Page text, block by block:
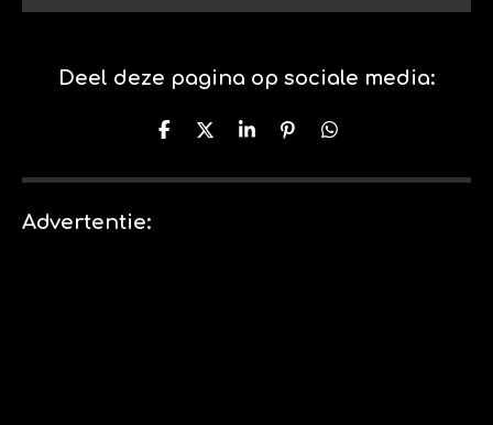
Deel deze pagina op sociale media:
D
l
D
e
S
a
P
n
D
l
Advertentie: